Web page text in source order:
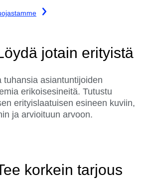
jotain erityistä
tuhansia asiantuntijoiden
erikoisesineitä. Tutustu
erityislaatuisen esineen kuviin,
ja arvioituun arvoon.
korkein tarjous